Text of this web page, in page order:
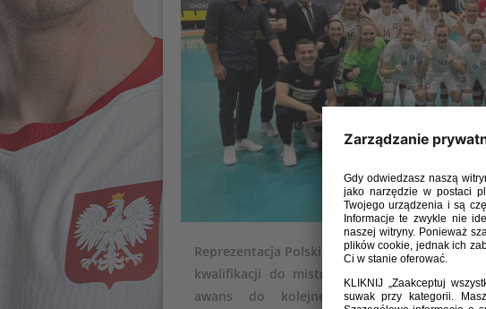
Reprezentacja Polski kobiet w futsalu
kwalifikacji do mistrzostw świata. Polki
awans do kolejnej fazy rywalizacji.